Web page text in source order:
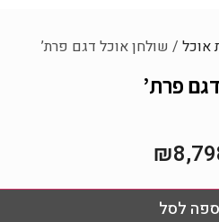
אוכל / שולחן אוכל דגם פרת’
פרת’
₪
לסל